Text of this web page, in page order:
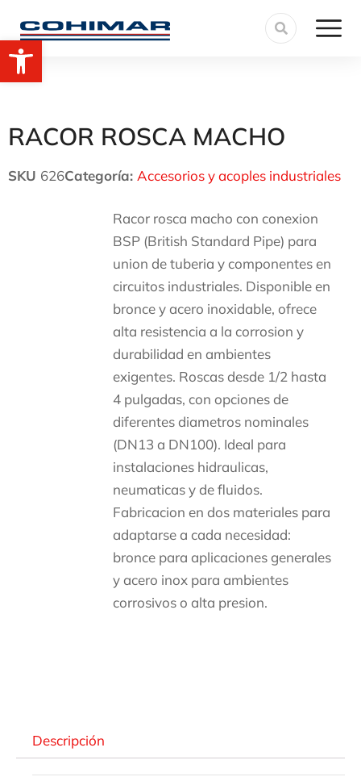
RACOR ROSCA MACHO
SKU 626Categoría: Accesorios y acoples industriales
Racor rosca macho con conexion
BSP (British Standard Pipe) para
union de tuberia y componentes en
circuitos industriales. Disponible en
bronce y acero inoxidable, ofrece
alta resistencia a la corrosion y
durabilidad en ambientes
exigentes. Roscas desde 1/2 hasta
4 pulgadas, con opciones de
diferentes diametros nominales
(DN13 a DN100). Ideal para
instalaciones hidraulicas,
neumaticas y de fluidos.
Fabricacion en dos materiales para
adaptarse a cada necesidad:
bronce para aplicaciones generales
y acero inox para ambientes
corrosivos o alta presion.
Descripción
Abrir barra de herramientas